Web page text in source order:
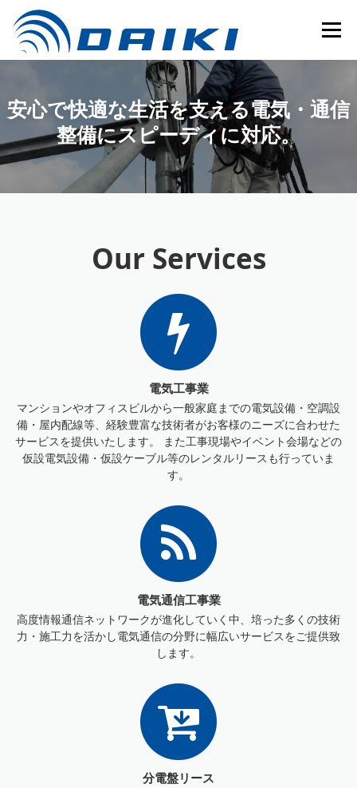
ン
ス
ッ
プ
メニュ
安心で快適な生活を支える電気・通信
整備にスピーディに対応。
Our Services
電気工事業
マンションやオフィスビルから一般家庭までの電気設備・空調設
備・屋内配線等、経験豊富な技術者がお客様のニーズに合わせた
サービスを提供いたします。 また工事現場やイベント会場などの
仮設電気設備・仮設ケーブル等のレンタルリースも行っていま
す。
電気通信工事業
高度情報通信ネットワークが進化していく中、培った多くの技術
力・施工力を活かし電気通信の分野に幅広いサービスをご提供致
します。
分電盤リース